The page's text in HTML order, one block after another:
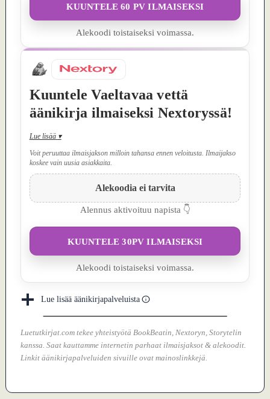
KUUNTELE 60 PV ILMAISEKSI
Alekoodi toistaiseksi voimassa.
Kuuntele Vaeltavaa vettä
äänikirja ilmaiseksi Nextoryssä!
Lue lisää ▾
Voit peruuttaa ilmaisjakson milloin tahansa ennen veloitusta. Ilmaijakso
koskee vain uusia asiakkaita.
Alekoodia ei tarvita
Alennus aktivoituu napista 👇
KUUNTELE 30PV ILMAISEKSI
Alekoodi toistaiseksi voimassa.
Lue lisää äänikirjapalveluista
Luetutkirjat.com tekee yhteistyötä BookBeatin, Nextoryn, Storytelin
kanssa. Saat kauttamme internetin parhaat ilmaisjaksot & alekoodit.
Linkit äänikirjapalveluiden sivuille ovat mainoslinkkejä.